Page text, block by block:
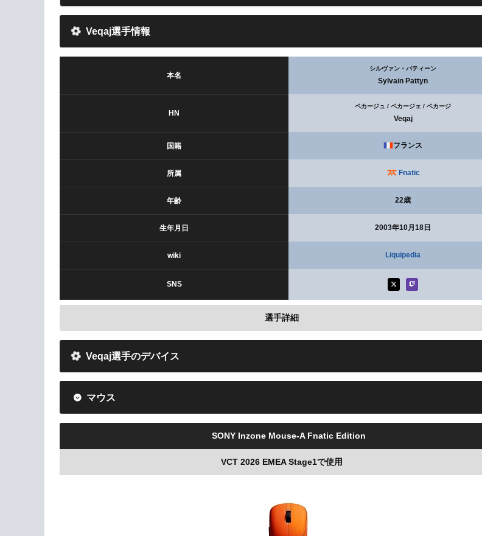
Veqaj選手情報
本名
シルヴァン・パティーン
Sylvain Pattyn
HN
ベカージュ / ベカージェ / ベカージ
Veqaj
国籍 フランス
所属 Fnatic
年齢 22歳
生年月日 2003年10月18日
wiki Liquipedia
SNS
選手詳細
Veqaj選手のデバイス
マウス
SONY Inzone Mouse-A Fnatic Edition
VCT 2026 EMEA Stage1で使用